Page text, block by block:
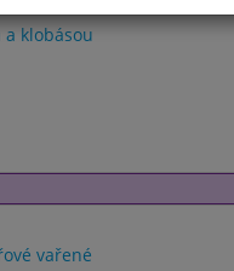
klobásou
vařené